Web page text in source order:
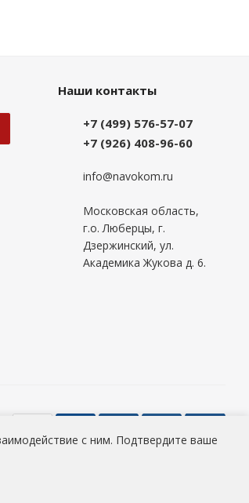
Наши контакты
+7 (499) 576-57-07
+7 (926) 408-96-60
info@navokom.ru
Московская область,
г.о. Люберцы, г.
Дзержинский, ул.
Академика Жукова д. 6.
с ним. Подтвердите ваше